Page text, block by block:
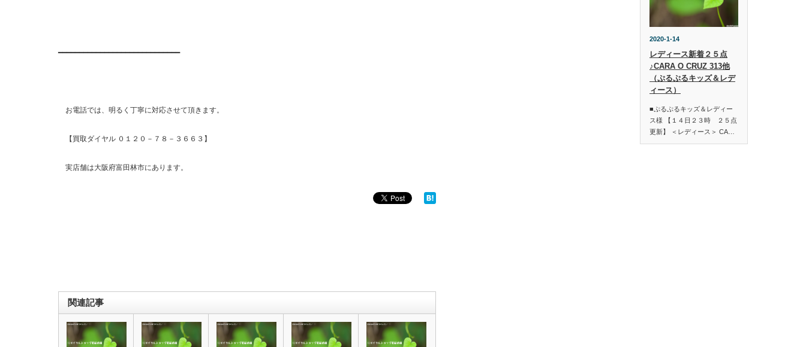
━━━━━━━━━━━━━━━━━━━━━━━━━━━━━
お電話では、明るく丁寧に対応させて頂きます。
【買取ダイヤル ０１２０－７８－３６６３】
実店舗は大阪府富田林市にあります。
関連記事
2020-1-14
レディース新着２５点
♪CARA O CRUZ 313他
（ぷるぷるキッズ＆レデ
ィース）
■ぷるぷるキッズ＆レディー
ス様 【１４日２３時 ２５点
更新】 ＜レディース＞ CA…